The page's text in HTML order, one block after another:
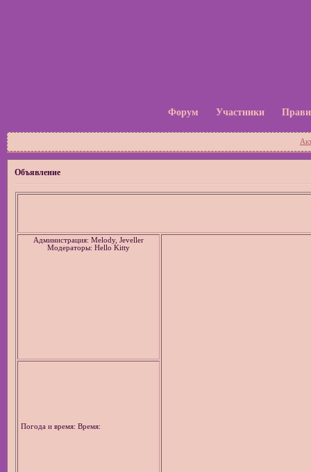
Форум Участники
Объявление
Администрация: Melody, Jeveller
Модераторы: Hello Kitty
Погода и время: Время: